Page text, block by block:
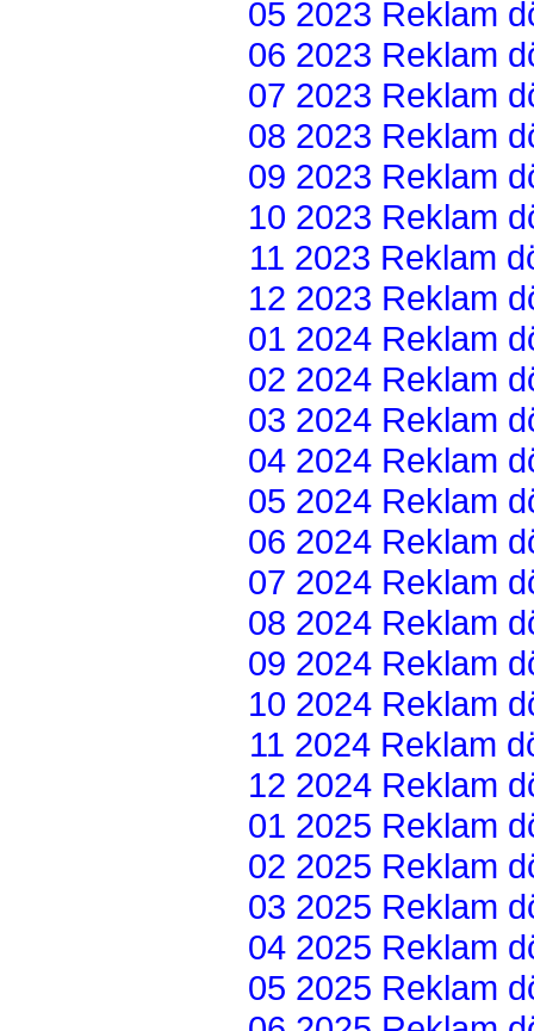
05 2023 Reklam
06 2023 Reklam
07 2023 Reklam
08 2023 Reklam
09 2023 Reklam
10 2023 Reklam
11 2023 Reklam
12 2023 Reklam
01 2024 Reklam
02 2024 Reklam
03 2024 Reklam
04 2024 Reklam
05 2024 Reklam
06 2024 Reklam
07 2024 Reklam
08 2024 Reklam
09 2024 Reklam
10 2024 Reklam
11 2024 Reklam
12 2024 Reklam
01 2025 Reklam
02 2025 Reklam
03 2025 Reklam
04 2025 Reklam
05 2025 Reklam